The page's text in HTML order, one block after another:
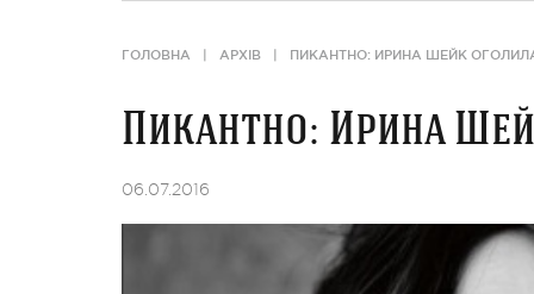
ГОЛОВНА АРХІВ ПИКАНТНО: ИРИНА ШЕЙК
Пикантно: Ирина
06.07.2016